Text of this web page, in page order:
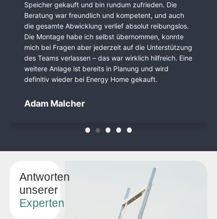
versierter Berater und Firmeninhaber, der im Vorfeld
alle Fragen kompetent beantwortet und gut beraten
hat. Überaus motivierte und freundliche Crew, die
alle Um- und Einbauten wie geplant und zeitlich
abgestimmt exakt vorgenommen haben. Die
verbaute PV-Anlage läuft sehr gut und hält, was uns
versprochen wurde. Anschließende weitere
Betreuung ist gegeben und man wird nicht als
empfehlenswertes Fachunternehmen!
Antworten
unserer
Experten